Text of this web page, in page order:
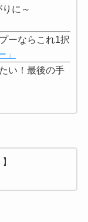
に～
ーならこれ1択
」
い！最後の手